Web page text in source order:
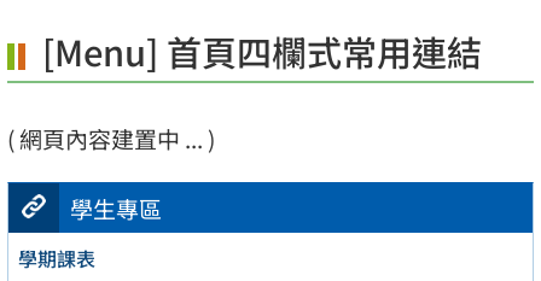
學生專區
學期課表
[Menu] 首頁四欄式常用連結
( 網頁內容建置中 ... )